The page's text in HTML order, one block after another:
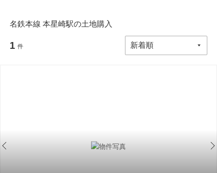
名鉄本線 本星崎駅の土地購入
1 件